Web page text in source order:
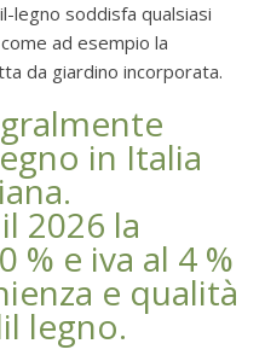
legno soddisfa qualsiasi
ad esempio la
da giardino incorporata.
in Italia
2026 la
% e iva al 4 %
e qualità
legno.